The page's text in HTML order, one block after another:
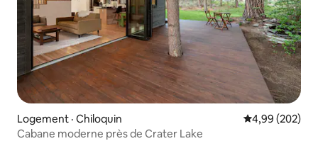
Logement · Chiloquin Note
4,99 (202)
Cabane moderne près de Crater Lake